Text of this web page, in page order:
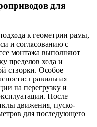
для
к геометрии рамы,
и согласованию с
монтажа выполняют
пределов хода и
створки. Особое
правильная
на перегрузку и
После
движения, пуско-
для последующего